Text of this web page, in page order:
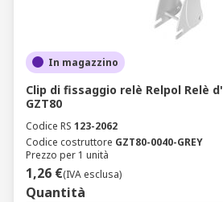
In magazzino
Clip di fissaggio relè Relpol Relè
GZT80
Codice RS 123-2062
Codice costruttore GZT80-0040-GREY
Prezzo per 1 unità
1,26 €(IVA esclusa)
Quantità